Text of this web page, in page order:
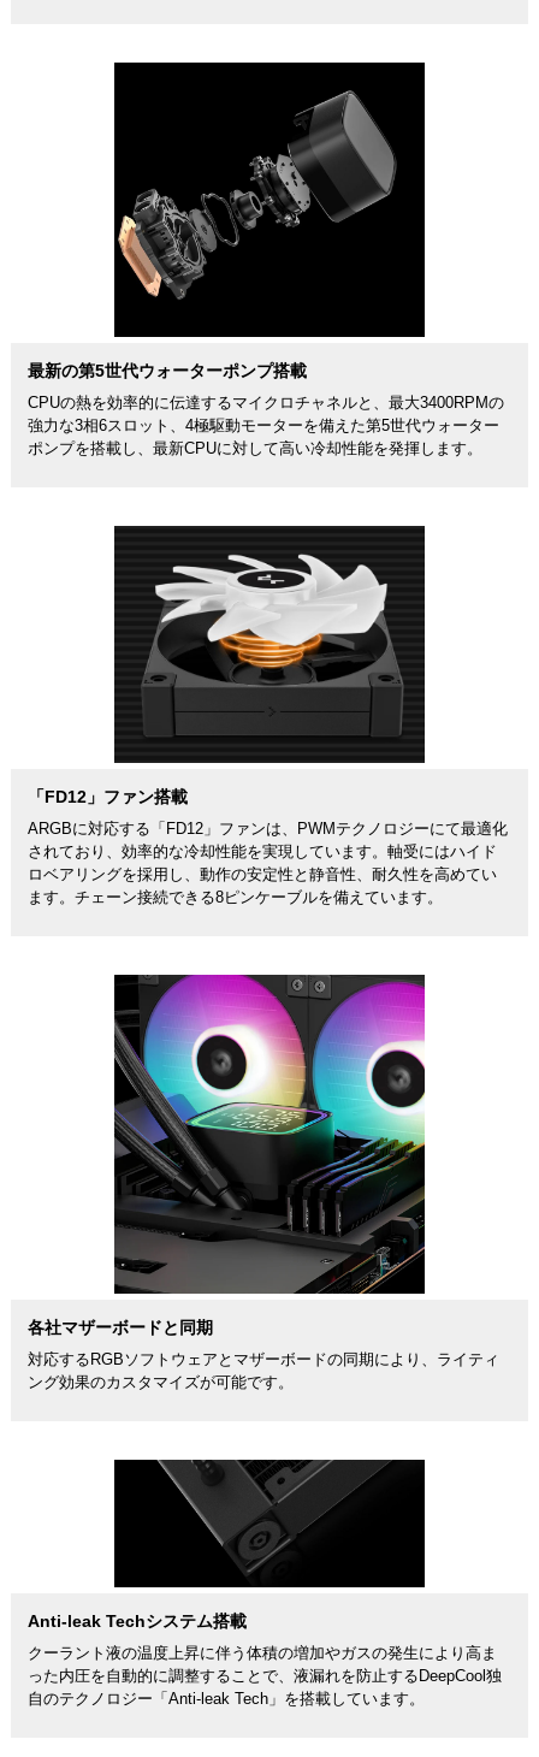
最新の第5世代ウォーターポンプ搭載
CPUの熱を効率的に伝達するマイクロチャネルと、最大3400RPMの
強力な3相6スロット、4極駆動モーターを備えた第5世代ウォーター
ポンプを搭載し、最新CPUに対して高い冷却性能を発揮します。
「FD12」ファン搭載
ARGBに対応する「FD12」ファンは、PWMテクノロジーにて最適化
されており、効率的な冷却性能を実現しています。軸受にはハイド
ロベアリングを採用し、動作の安定性と静音性、耐久性を高めてい
ます。チェーン接続できる8ピンケーブルを備えています。
各社マザーボードと同期
対応するRGBソフトウェアとマザーボードの同期により、ライティ
ング効果のカスタマイズが可能です。
Anti-leak Techシステム搭載
クーラント液の温度上昇に伴う体積の増加やガスの発生により高ま
った内圧を自動的に調整することで、液漏れを防止するDeepCool独
自のテクノロジー「Anti-leak Tech」を搭載しています。